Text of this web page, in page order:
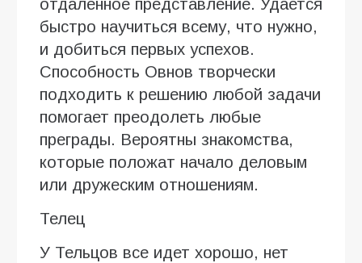
отдаленное представление. Удается
быстро научиться всему, что нужно,
и добиться первых успехов.
Способность Овнов творчески
подходить к решению любой задачи
помогает преодолеть любые
преграды. Вероятны знакомства,
которые положат начало деловым
или дружеским отношениям.
Телец
У Тельцов все идет хорошо, нет